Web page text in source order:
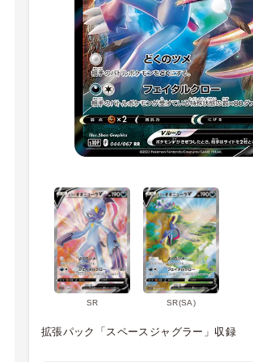
SR SR(SA)
拡張パック「スペースジャグラー」収録